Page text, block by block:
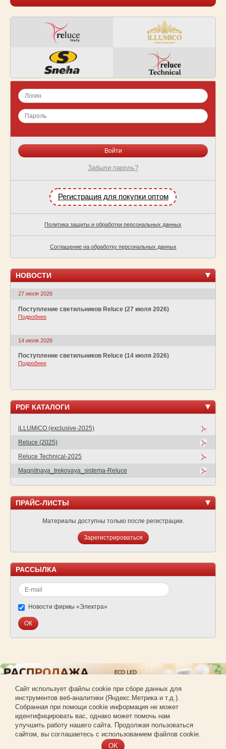
Забыли пароль?
Регистрация для покупки оптом
Политика защиты и обработки персональных данных
Соглашение на обработку персональных данных
НОВОСТИ
27 июля 2026
Поступление светильников Reluce (27 июля 2026)
Подробнее
14 июля 2026
Поступление светильников Reluce (14 июля 2026)
Подробнее
PDF КАТАЛОГИ
iLLUMiCO (exclusive-2025)
Reluce (2025)
Reluce Technical-2025
Magnitnaya_trekovaya_sistema-Reluce
ПРАЙС-ЛИСТЫ
Материалы доступны только после регистрации.
Зарегистрироваться
РАССЫЛКА
Новости фирмы «Электра»
© Фирма «Электра»
Использование материалов сайта без согласования запрещено.
Создание и продвижение сайта — РА «Имиджпром»
Cайт использует файлы cookie при сборе данных для
инструментов веб-аналитики (Яндекс.Метрика и т.д.).
Собранная при помощи cookie информация не может
идентифицировать вас, однако может помочь нам
улучшить работу нашего сайта. Продолжая пользоваться
сайтом, вы соглашаетесь с использованием файлов cookie.
OK
Регистрация для покупки оптом